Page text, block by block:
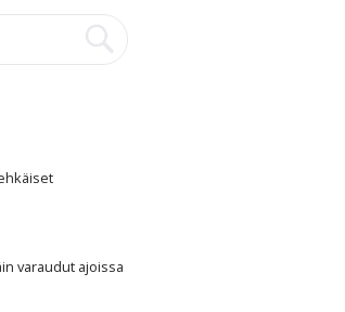
varaudut ajoissa